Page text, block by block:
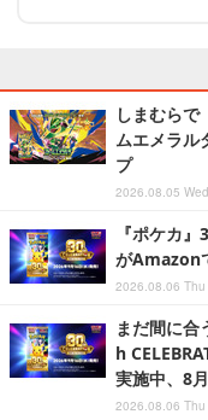
しまむらで
ムエメラル
プ
2026.08.05
『ポケカ
がAmazon
2026.08.06 Thu
まだ間に合
h
実施中、8
2026.08.06 Thu